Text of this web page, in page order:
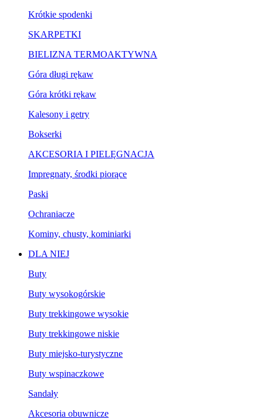
Krótkie spodenki
SKARPETKI
BIELIZNA TERMOAKTYWNA
Góra długi rękaw
Góra krótki rękaw
Kalesony i getry
Bokserki
AKCESORIA I PIELĘGNACJA
Impregnaty, środki piorące
Paski
Ochraniacze
Kominy, chusty, kominiarki
DLA NIEJ
Buty
Buty wysokogórskie
Buty trekkingowe wysokie
Buty trekkingowe niskie
Buty miejsko-turystyczne
Buty wspinaczkowe
Sandały
Akcesoria obuwnicze